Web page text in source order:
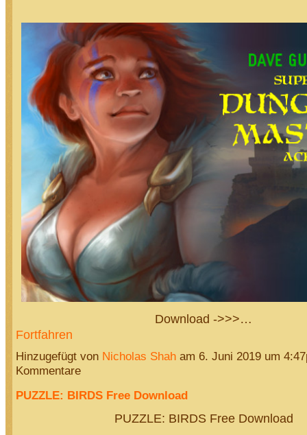
Download ->>>…
Fortfahren
Hinzugefügt von Nicholas Shaham 6. Juni 2019 um
Kommentare
PUZZLE: BIRDS Free Download
PUZZLE: BIRDS Free Download